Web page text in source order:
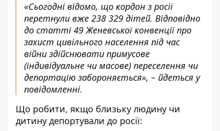
«Сьогодні відомо, що кордон з росії
перетнули вже 238 329 дітей. Відповідно
до статті 49 Женевської конвенції про
захист цивільного населення під час
війни здійснювати примусове
(індивідуальне чи масове) переселення чи
депортацію забороняється», – йдеться у
повідомленні.
Що робити, якщо близьку людину чи
дитину депортували до росії: